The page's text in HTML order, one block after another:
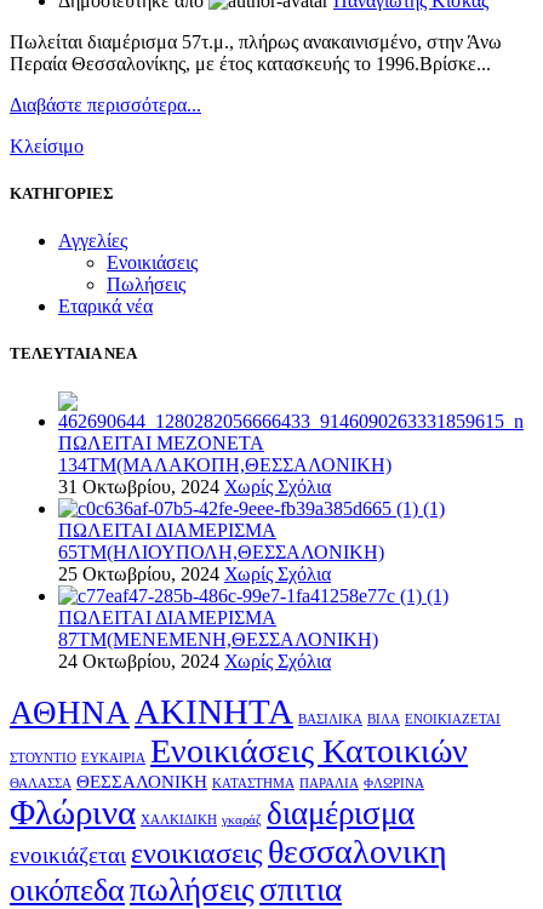
Πωλείται διαμέρισμα 57τ.μ., πλήρως ανακαινισμένο, στην Άνω
Περαία Θεσσαλονίκης, με έτος κατασκευής το 1996.Βρίσκε...
Διαβάστε περισσότερα...
Κλείσιμο
ΚΑΤΗΓΟΡΙΕΣ
Αγγελίες
Ενοικιάσεις
Πωλήσεις
Εταρικά νέα
ΤΕΛΕΥΤΑΙΑ ΝΕΑ
ΠΩΛΕΙΤΑΙ ΜΕΖΟΝΕΤΑ
134ΤΜ(ΜΑΛΑΚΟΠΗ,ΘΕΣΣΑΛΟΝΙΚΗ)
31 Οκτωβρίου, 2024 Χωρίς Σχόλια
ΠΩΛΕΙΤΑΙ ΔΙΑΜΕΡΙΣΜΑ
65ΤΜ(ΗΛΙΟΥΠΟΛΗ,ΘΕΣΣΑΛΟΝΙΚΗ)
25 Οκτωβρίου, 2024 Χωρίς Σχόλια
ΠΩΛΕΙΤΑΙ ΔΙΑΜΕΡΙΣΜΑ
87ΤΜ(ΜΕΝΕΜΕΝΗ,ΘΕΣΣΑΛΟΝΙΚΗ)
24 Οκτωβρίου, 2024 Χωρίς Σχόλια
ΑΘΗΝΑ ΑΚΙΝΗΤΑ ΒΑΣΙΛΙΚΑ ΒΙΛΑ ΕΝΟΙΚΙΑΖΕΤΑΙ
ΣΤΟΥΝΤΙΟ ΕΥΚΑΙΡΙΑ Ενοικιάσεις Κατοικιών
ΘΑΛΑΣΣΑ ΘΕΣΣΑΛΟΝΙΚΗ ΚΑΤΑΣΤΗΜΑ ΠΑΡΑΛΙΑ ΦΛΩΡΙΝΑ
Φλώρινα ΧΑΛΚΙΔΙΚΗ γκαράζ διαμέρισμα
ενοικιάζεται ενοικιασεις θεσσαλονικη
οικόπεδαπωλήσεις σπιτια